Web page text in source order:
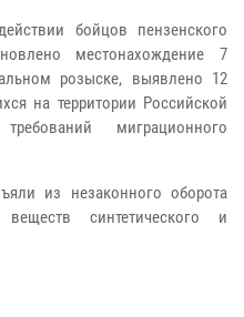
бойцов пензенского
местонахождение 7
розыске, выявлено 12
на территории Российской
миграционного
из незаконного оборота
синтетического и